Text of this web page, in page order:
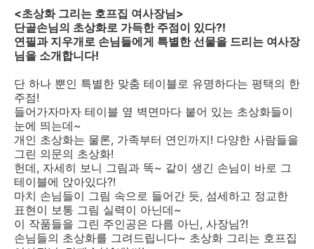
<초상화 그리는 호프집 여사장님>
단골손님의 초상화로 가득한 주점이 있다?!
연필과 지우개로 손님들에게 특별한 선물을 드리는 여사장
님을 소개합니다!
단 하나 뿐인 특별한 맞춤 테이블로 유명하다는 평택의 한
주점!
들어가자마자 테이블 옆 벽면마다 붙어 있는 초상화들이
눈에 띄는데~
개인 초상화는 물론, 가족부터 연인까지! 다양한 사람들을
그린 의문의 초상화!
헌데, 자세히 보니 그림과 똑~ 같이 생긴 손님이 바로 그
테이블에 앉아있다?!
마치 손님들이 그림 속으로 들어간 듯, 섬세하고 정교한
표현이 보통 그림 실력이 아닌데~
이 작품들을 그린 주인공은 다름 아닌, 사장님?!
손님들의 초상화를 그려드립니다~ 초상화 그리는 호프집